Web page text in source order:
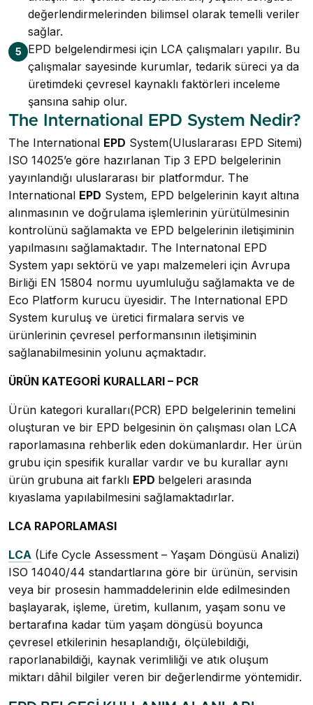
değerlendirmelerinden bilimsel olarak temelli veriler
sağlar.
5
EPD belgelendirmesi için LCA çalışmaları yapılır. Bu
çalışmalar sayesinde kurumlar, tedarik süreci ya da
üretimdeki çevresel kaynaklı faktörleri inceleme
şansına sahip olur.
The International EPD System Nedir?
The International EPD System(Uluslararası EPD Sitemi)
ISO 14025’e göre hazırlanan Tip 3 EPD belgelerinin
yayınlandığı uluslararası bir platformdur. The
International EPD System, EPD belgelerinin kayıt altına
alınmasının ve doğrulama işlemlerinin yürütülmesinin
kontrolünü sağlamakta ve EPD belgelerinin iletişiminin
yapılmasını sağlamaktadır. The Internatonal EPD
System yapı sektörü ve yapı malzemeleri için Avrupa
Birliği EN 15804 normu uyumluluğu sağlamakta ve de
Eco Platform kurucu üyesidir. The International EPD
System kuruluş ve üretici firmalara servis ve
ürünlerinin çevresel performansının iletişiminin
sağlanabilmesinin yolunu açmaktadır.
ÜRÜN KATEGORİ KURALLARI – PCR
Ürün kategori kuralları(PCR) EPD belgelerinin temelini
oluşturan ve bir EPD belgesinin ön çalışması olan LCA
raporlamasına rehberlik eden dokümanlardır. Her ürün
grubu için spesifik kurallar vardır ve bu kurallar aynı
ürün grubuna ait farklı EPD belgeleri arasında
kıyaslama yapılabilmesini sağlamaktadırlar.
LCA RAPORLAMASI
LCA (Life Cycle Assessment – Yaşam Döngüsü Analizi)
ISO 14040/44 standartlarına göre bir ürünün, servisin
veya bir prosesin hammaddelerinin elde edilmesinden
başlayarak, işleme, üretim, kullanım, yaşam sonu ve
bertarafına kadar tüm yaşam döngüsü boyunca
çevresel etkilerinin hesaplandığı, ölçülebildiği,
raporlanabildiği, kaynak verimliliği ve atık oluşum
miktarı dâhil bilgiler veren bir değerlendirme yöntemidir.